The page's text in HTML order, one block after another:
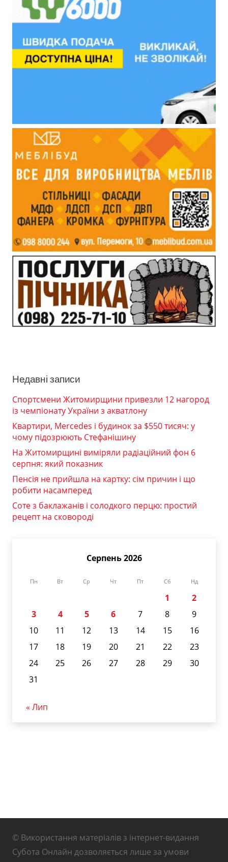
Недавні записи
Спортсмени Житомирщини привезли 12 нагород
із чемпіонату України з акватлону
Квартири, Mercedes і будинок за $550 тисяч: у
чому підозрюють Стефанішину
На Житомирщині виміряли радіаційний фон 6
серпня: який показник
Пенсія не прийшла на картку: сім причин і що
робити насамперед
Соте з баклажанів і солодкого перцю: простий
рецепт на сковороді
Серпень 2026
Пн Вт Ср Чт Пт Сб Нд
1
2
3
4 5 6 7 8
9
10
11 12 13 14 15
16
17
18 19 20 21 22
23
24
25 26 27 28 29
30
31
« Лип
© Використання матеріалів з інтернет-видання
Субота Онлайн дозволяється лише за умови